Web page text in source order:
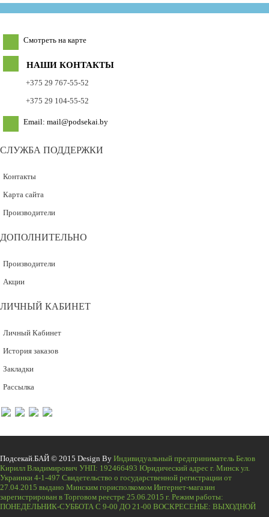
Смотреть на карте
НАШИ КОНТАКТЫ
+375 29 767-55-52
+375 29 104-55-52
Email: mail@podsekai.by
СЛУЖБА ПОДДЕРЖКИ
Контакты
Карта сайта
Производители
ДОПОЛНИТЕЛЬНО
Производители
Акции
ЛИЧНЫЙ КАБИНЕТ
Личный Кабинет
История заказов
Закладки
Рассылка
Подсекай.БАЙ © 2015 Design By Индивидуальный предприниматель Белов
Кирилл Владимирович УНП: 192466493 Юридический адрес г. Минск ул.
Украинки 4-1-497 Свидетельство о государственной регистрации от
27.04.2015 выдано Минским горисполкомом Интернет-магазин
зарегистрирован в Торговом реестре 25.06.2015 г. Режим работы:
ПОНЕДЕЛЬНИК-СУББОТА С 9-00 ДО 21-00 ВОСКРЕСЕНЬЕ: ВЫХОДНОЙ